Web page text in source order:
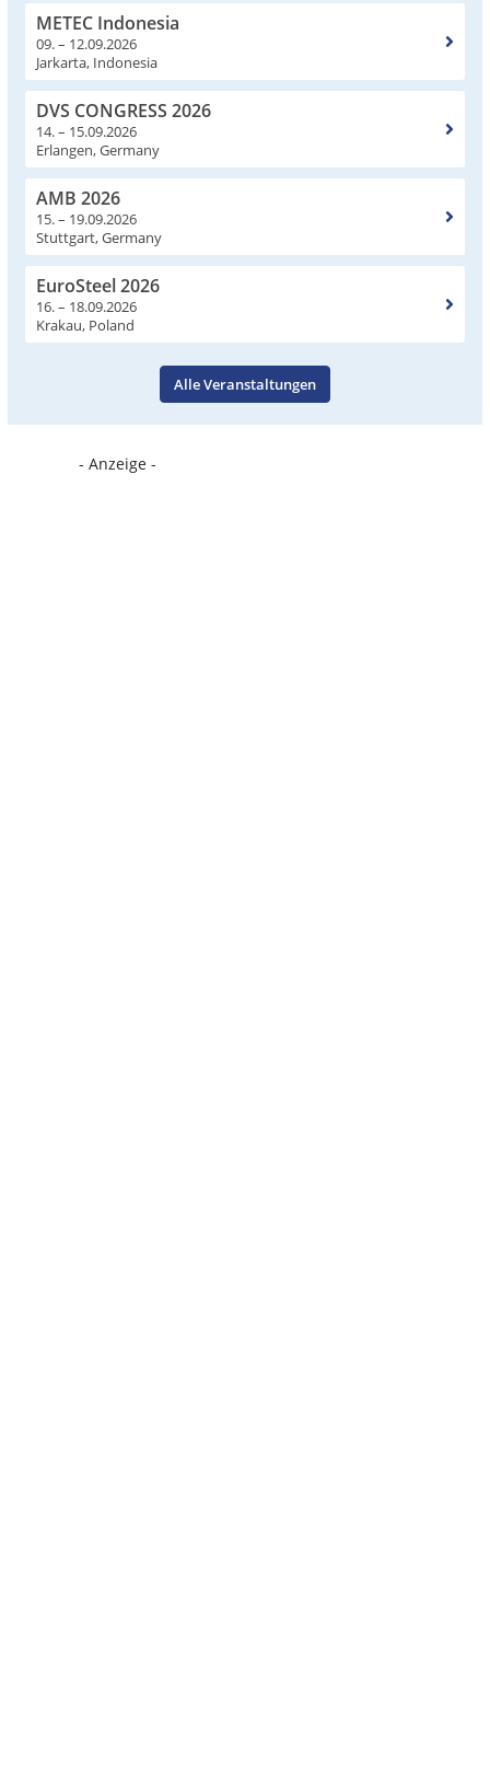
METEC Indonesia
09. – 12.09.2026
Jarkarta, Indonesia
DVS CONGRESS 2026
14. – 15.09.2026
Erlangen, Germany
AMB 2026
15. – 19.09.2026
Stuttgart, Germany
EuroSteel 2026
16. – 18.09.2026
Krakau, Poland
Alle Veranstaltungen
- Anzeige -